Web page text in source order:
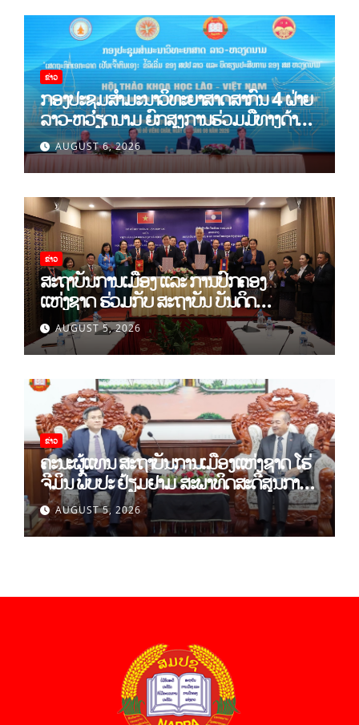
ຂ່າວ
ກອງປະຊຸມສໍາມະນາວິທະຍາສາດສາກົນ 4 ຝ່າຍ
ລາວ-ຫວຽດນາມ ຍົກສູງການຮ່ວມມືທາງດ້ານ
ທິດສະດີ ແລະ ພຶດຕິກໍາ ລາວ-ຫວຽດນາມ ແນໃສ່
ສ້າງເສດຖະກິດເອກະລາດເປັນເຈົ້າຕົນເອງຢ່າງ
ເຂັ້ມແຂງ
AUGUST 6, 2026
ຂ່າວ
ສະຖາບັນການເມືອງ ແລະ ການປົກຄອງ
ແຫ່ງຊາດ ຮ່ວມກັບ ສະຖາບັນ ບັນດິດ
ວິທະຍາສາດສັງຄົມ ຫວຽດນາມ ເຊັນບົດບັນທຶກ
ການຮ່ວມມືທາງດ້ານວິທະຍາສາດ (2026-
2030)
AUGUST 5, 2026
ຂ່າວ
ຄະນະຜູ້ແທນ ສະຖາບັນການເມືອງແຫ່ງຊາດ ໂຮ່
ຈີມິນ ພົບປະ ຢ້ຽມຢາມ ສະພາທິດສະດີສູນກາງ
ພັກAUGUST 5, 2026